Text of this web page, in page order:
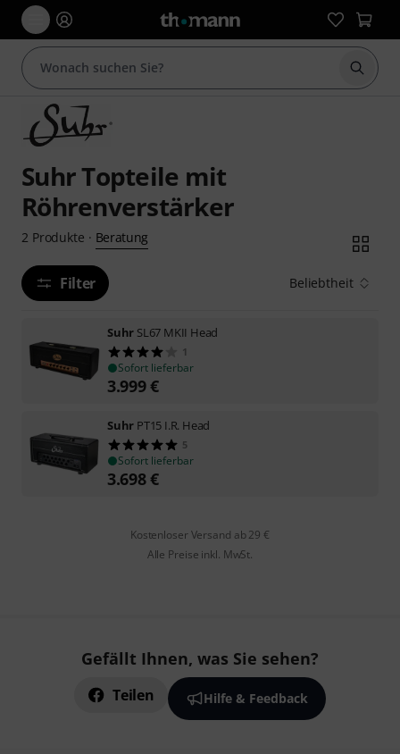
Suche
Suhr Topteile mit
Röhrenverstärker
2 Produkte · Beratung
Filter Beliebtheit
Suhr SL67 MKII Head
1
Sofort lieferbar
3.999€
Suhr PT15 I.R. Head
5
Sofort lieferbar
3.698€
Kostenloser Versand ab 29 €
Alle Preise inkl. MwSt.
Gefällt Ihnen, was Sie sehen?
Teilen Hilfe & Feedback